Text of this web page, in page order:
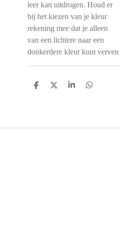
leer kan uitdrogen. Houd er
bij het kiezen van je kleur
rekening mee dat je alleen
van een lichtere naar een
donkerdere kleur kunt verven
D
D
S
D